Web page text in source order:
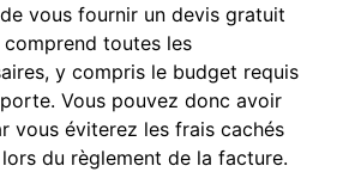
vous fournir un devis gratuit
toutes les
y compris le budget requis
Vous pouvez donc avoir
vous éviterez les frais cachés
du règlement de la facture.